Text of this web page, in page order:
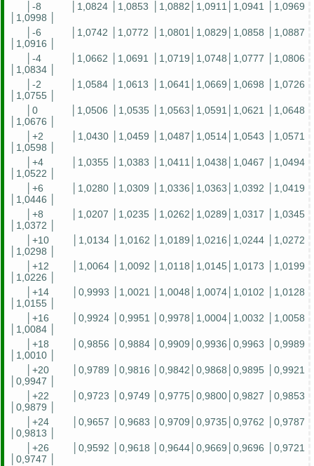
│-8
│1,0824 │1,0853 │1,0882│1,0911│1,0941 │1,0969
│1,0998 │
│-6
│1,0742 │1,0772 │1,0801│1,0829│1,0858 │1,0887
│1,0916 │
│-4
│1,0662 │1,0691 │1,0719│1,0748│1,0777 │1,0806
│1,0834 │
│-2
│1,0584 │1,0613 │1,0641│1,0669│1,0698 │1,0726
│1,0755 │
│0
│1,0506 │1,0535 │1,0563│1,0591│1,0621 │1,0648
│1,0676 │
│+2
│1,0430 │1,0459 │1,0487│1,0514│1,0543 │1,0571
│1,0598 │
│+4
│1,0355 │1,0383 │1,0411│1,0438│1,0467 │1,0494
│1,0522 │
│+6
│1,0280 │1,0309 │1,0336│1,0363│1,0392 │1,0419
│1,0446 │
│+8
│1,0207 │1,0235 │1,0262│1,0289│1,0317 │1,0345
│1,0372 │
│+10
│1,0134 │1,0162 │1,0189│1,0216│1,0244 │1,0272
│1,0298 │
│+12
│1,0064 │1,0092 │1,0118│1,0145│1,0173 │1,0199
│1,0226 │
│+14
│0,9993 │1,0021 │1,0048│1,0074│1,0102 │1,0128
│1,0155 │
│+16
│0,9924 │0,9951 │0,9978│1,0004│1,0032 │1,0058
│1,0084 │
│+18
│0,9856 │0,9884 │0,9909│0,9936│0,9963 │0,9989
│1,0010 │
│+20
│0,9789 │0,9816 │0,9842│0,9868│0,9895 │0,9921
│0,9947 │
│+22
│0,9723 │0,9749 │0,9775│0,9800│0,9827 │0,9853
│0,9879 │
│+24
│0,9657 │0,9683 │0,9709│0,9735│0,9762 │0,9787
│0,9813 │
│+26
│0,9592 │0,9618 │0,9644│0,9669│0,9696 │0,9721
│0,9747 │